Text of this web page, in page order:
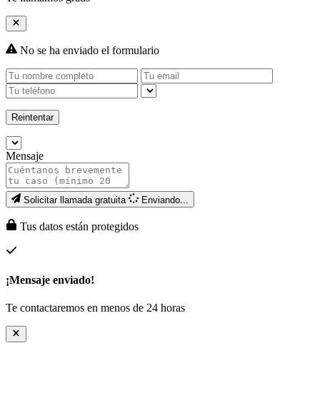
No se ha enviado el formulario
Reintentar
Mensaje
Solicitar llamada gratuita Enviando...
Tus datos están protegidos
¡Mensaje enviado!
Te contactaremos en menos de 24 horas